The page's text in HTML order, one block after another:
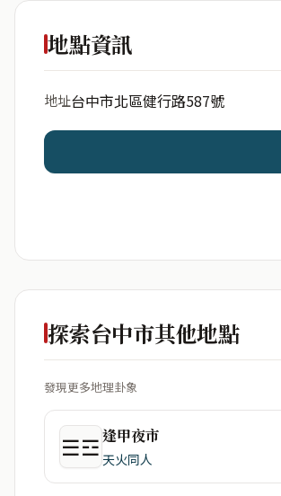
地點資訊
地址台中市北區健行路587號
探索台中市其他地點
發現更多地理卦象
☰☲逢甲夜市
天火同人